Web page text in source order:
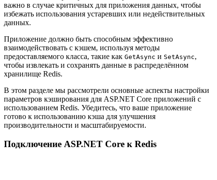
важно в случае критичных для приложения данных, чтобы
избежать использования устаревших или недействительных
данных.
Приложение должно быть способным эффективно
взаимодействовать с кэшем, используя методы
предоставляемого класса, такие как GetAsync и SetAsync,
чтобы извлекать и сохранять данные в распределённом
хранилище Redis.
В этом разделе мы рассмотрели основные аспекты настройки
параметров кэширования для ASP.NET Core приложений с
использованием Redis. Убедитесь, что ваше приложение
готово к использованию кэша для улучшения
производительности и масштабируемости.
Подключение ASP.NET Core к Redis